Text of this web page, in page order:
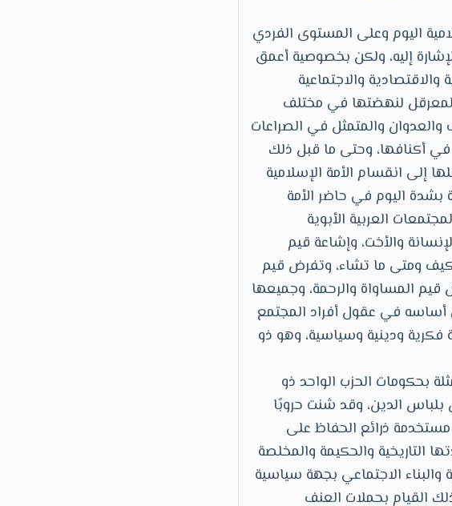
اليوم وعلى المستوى الفردي
إليه، ولكن بخصوصية أعمق
والاجتماعية
لنهضتها في مختلف
والعدوان والمتمثل في الصراعات
في أكنافها، وحتى ما قبل ذلك
إلى انقسام الأمة الإسلامية
بشدة اليوم في حاضر الأمة
العربية الأبوية
والأخت، وإشاعة قيم
كيف ومتى ما تشاء، وتفرض قيم
قيم المساواة والرحمة، وجميعها
أساسه في عقول أفراد المجتمع
فكرية ودينية وسياسية، وهو ذو
بحكومات الحزب الواحد ذو
بلباس الدين، وقد شنت حروبًا
مستخدمة ذرائع الحفاظ على
التاريخية والحكيمة والمخلصة
الاجتماعي بجهة سياسية
القيام بحملات العنف